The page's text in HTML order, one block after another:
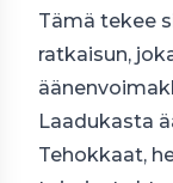
Tämä tekee
ratkaisun,
Laadukasta
Tehokkaat,